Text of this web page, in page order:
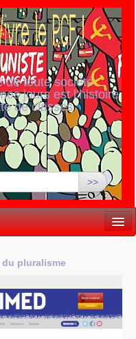
de toute société
jours est l’histoire
de classes
>>
pluralisme